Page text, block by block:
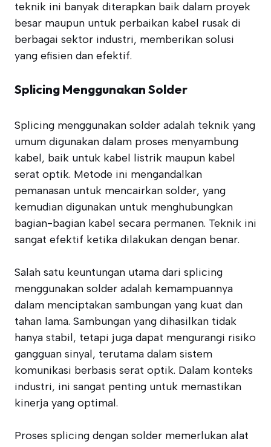
teknik ini banyak diterapkan baik dalam proyek
besar maupun untuk perbaikan kabel rusak di
berbagai sektor industri, memberikan solusi
yang efisien dan efektif.
Splicing Menggunakan Solder
Splicing menggunakan solder adalah teknik yang
umum digunakan dalam proses menyambung
kabel, baik untuk kabel listrik maupun kabel
serat optik. Metode ini mengandalkan
pemanasan untuk mencairkan solder, yang
kemudian digunakan untuk menghubungkan
bagian-bagian kabel secara permanen. Teknik ini
sangat efektif ketika dilakukan dengan benar.
Salah satu keuntungan utama dari splicing
menggunakan solder adalah kemampuannya
dalam menciptakan sambungan yang kuat dan
tahan lama. Sambungan yang dihasilkan tidak
hanya stabil, tetapi juga dapat mengurangi risiko
gangguan sinyal, terutama dalam sistem
komunikasi berbasis serat optik. Dalam konteks
industri, ini sangat penting untuk memastikan
kinerja yang optimal.
Proses splicing dengan solder memerlukan alat